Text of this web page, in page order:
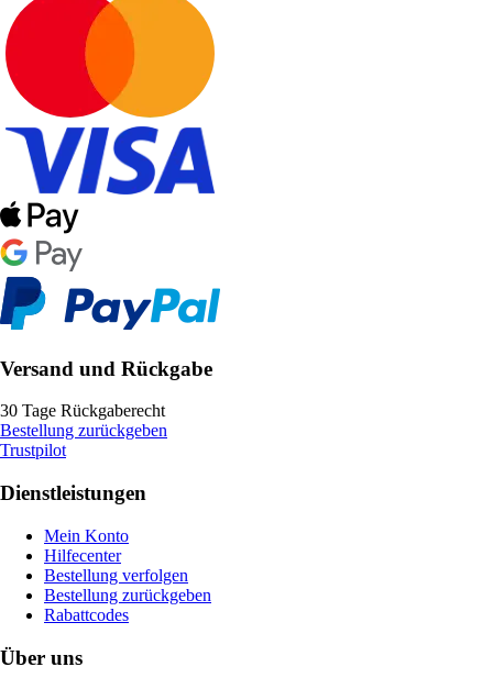
Versand und Rückgabe
30 Tage Rückgaberecht
Bestellung zurückgeben
Trustpilot
Dienstleistungen
Mein Konto
Hilfecenter
Bestellung verfolgen
Bestellung zurückgeben
Rabattcodes
Über uns